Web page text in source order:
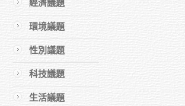
經濟議題
環境議題
性別議題
科技議題
生活議題